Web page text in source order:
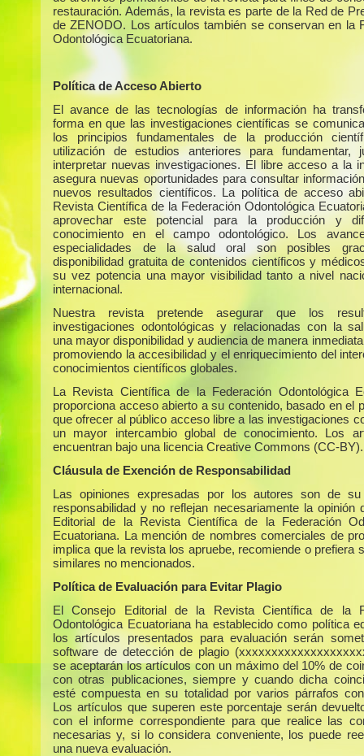
restauración. Además, la revista es parte de la Red de
de ZENODO. Los artículos también se conservan en la
Odontológica Ecuatoriana.
Política de Acceso Abierto
El avance de las tecnologías de información ha
forma en que las investigaciones científicas se
los principios fundamentales de la producción
utilización de estudios anteriores para fundamentar,
interpretar nuevas investigaciones. El libre acceso a la
asegura nuevas oportunidades para consultar
nuevos resultados científicos. La política de acceso
Revista Científica de la Federación Odontológica
aprovechar este potencial para la producción y
conocimiento en el campo odontológico. Los
especialidades de la salud oral son posibles
disponibilidad gratuita de contenidos científicos y
su vez potencia una mayor visibilidad tanto a nivel
internacional.
Nuestra revista pretende asegurar que los
investigaciones odontológicas y relacionadas con la
una mayor disponibilidad y audiencia de manera
promoviendo la accesibilidad y el enriquecimiento del
conocimientos científicos globales.
La Revista Científica de la Federación Odontológica
proporciona acceso abierto a su contenido, basado en el
que ofrecer al público acceso libre a las investigaciones
un mayor intercambio global de conocimiento. Los
encuentran bajo una licencia Creative Commons (CC-BY).
Cláusula de Exención de Responsabilidad
Las opiniones expresadas por los autores son de su
responsabilidad y no reflejan necesariamente la opinión
Editorial de la Revista Científica de la Federación
Ecuatoriana. La mención de nombres comerciales de
implica que la revista los apruebe, recomiende o prefiera
similares no mencionados.
Política de Evaluación para Evitar Plagio
El Consejo Editorial de la Revista Científica de la
Odontológica Ecuatoriana ha establecido como política
los artículos presentados para evaluación serán
software de detección de plagio
se aceptarán los artículos con un máximo del 10% de
con otras publicaciones, siempre y cuando dicha
esté compuesta en su totalidad por varios párrafos
Los artículos que superen este porcentaje serán
con el informe correspondiente para que realice las
necesarias y, si lo considera conveniente, los puede
una nueva evaluación.